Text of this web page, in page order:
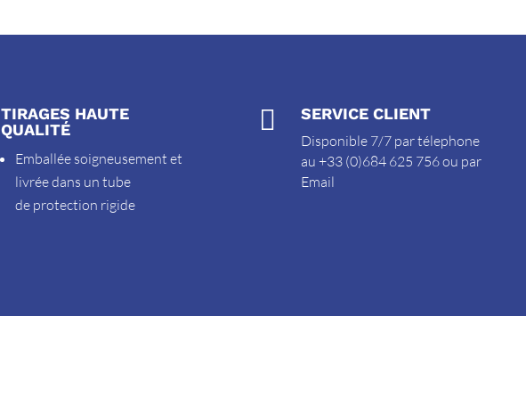
TIRAGES HAUTE
QUALITÉ
Emballée soigneusement et
livrée dans un tube
de protection rigide
 SERVICE CLIENT
Disponible 7/7 par télephone
au +33 (0)684 625 756 ou par
Email